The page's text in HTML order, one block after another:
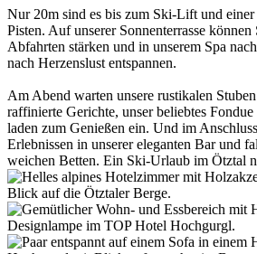
Nur 20m sind es bis zum Ski-Lift und
Pisten. Auf unserer Sonnenterrasse
Abfahrten stärken und in unserem Spa
nach Herzenslust entspannen.
Am Abend warten unsere rustikalen
raffinierte Gerichte, unser beliebtes
laden zum Genießen ein. Und im
Erlebnissen in unserer eleganten Bar und
weichen Betten. Ein Ski-Urlaub im Ötztal